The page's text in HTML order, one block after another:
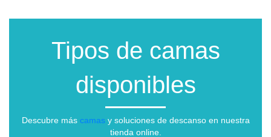
Tipos de camas
disponibles
Descubre más camas y soluciones de descanso en nuestra
tienda online.